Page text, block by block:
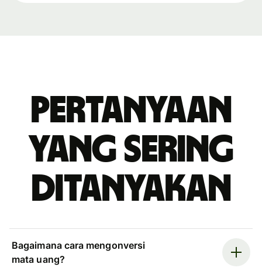
Pertanyaan
yang sering
ditanyakan
Bagaimana cara mengonversi
mata uang?